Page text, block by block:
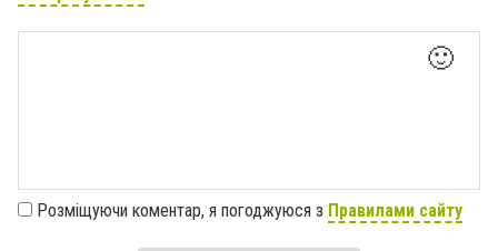
🙂
Розміщуючи коментар, я погоджуюся з Правилами сайту